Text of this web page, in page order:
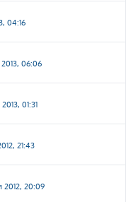
04:16
06:06
01:31
21:43
2012, 20:09